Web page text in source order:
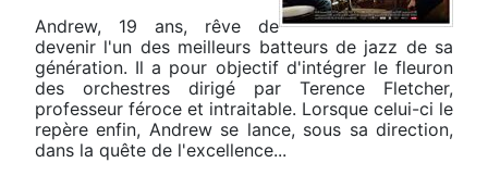
Andrew, 19 ans, rêve de
devenir l'un des meilleurs batteurs de jazz de sa
génération. Il a pour objectif d'intégrer le fleuron
des orchestres dirigé par Terence Fletcher,
professeur féroce et intraitable. Lorsque celui-ci le
repère enfin, Andrew se lance, sous sa direction,
dans la quête de l'excellence...